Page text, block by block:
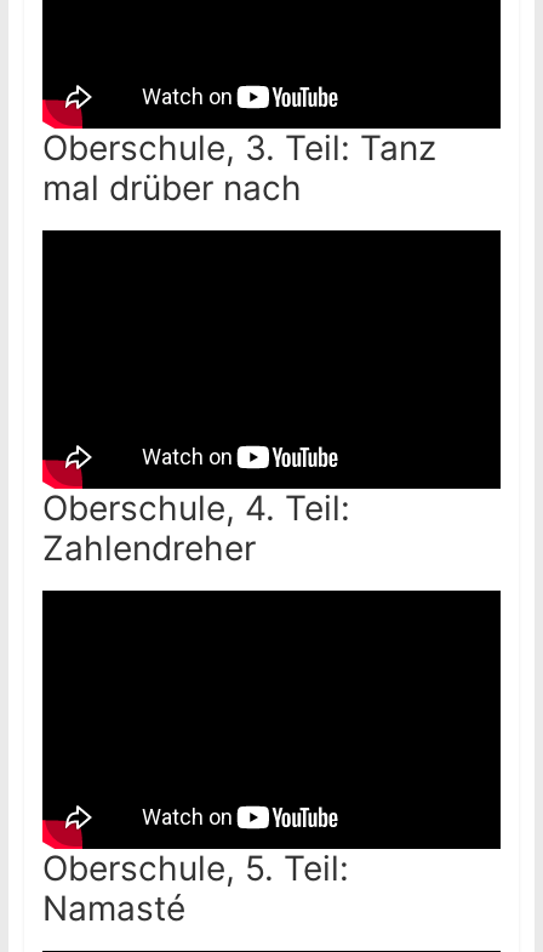
Oberschule, 3. Teil: Tanz
mal drüber nach
Oberschule, 4. Teil:
Zahlendreher
Oberschule, 5. Teil:
Namasté